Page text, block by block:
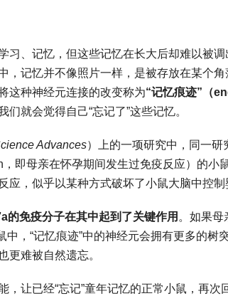
习、记忆，但这些记忆在长大后却难以被
，记忆并不像照片一样，是被存放在某个
这种神经元连接的改变称为“记忆痕迹” （
就会觉得自己“忘记了”这些记忆。
Advances）上的一项研究中，同一研
即母亲在怀孕期间发生过免疫反应）的小
应，似乎以某种方式破坏了小鼠大脑中控制
的免疫分子在其中起到了关键作用 。如果母
中，“记忆痕迹”中的神经元会拥有更多的
更难被自然遗忘。
，让已经“忘记”童年记忆的正常小鼠，再